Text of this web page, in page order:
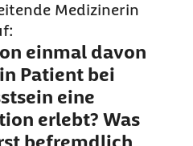
Medizinerin
einmal davon
Patient bei
eine
erlebt? Was
befremdlich